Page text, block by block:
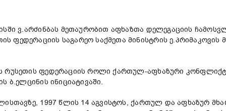
ვ.არძინბას მეთაურობით აფხაზთა დელეგაციის
ფედერაციის საგარეო საქმეთა მინისტრის
რუსეთის ფედერაციის როლი ქართულ-აფხაზური
ბ.ელცინის ინიციატივაში.
1997 წლის 14 აგვისტოს, ქართულ და აფხაზურ